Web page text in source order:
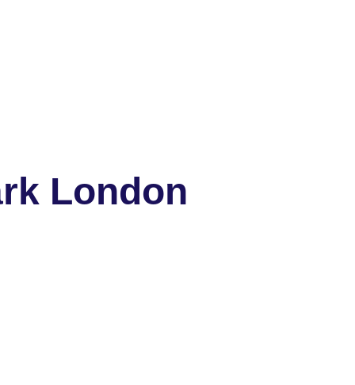
London